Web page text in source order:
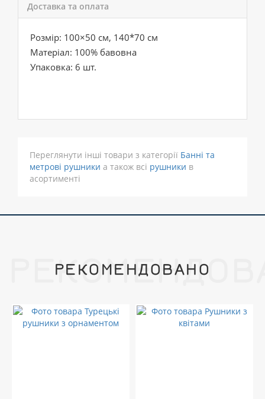
Доставка та оплата
Розмір: 100×50 см, 140*70 см
Матеріал: 100% бавовна
Упаковка: 6 шт.
Переглянути інші товари з категорії Банні та
метрові рушники а також всі рушники в
асортименті
РЕКОМЕНДОВАНО